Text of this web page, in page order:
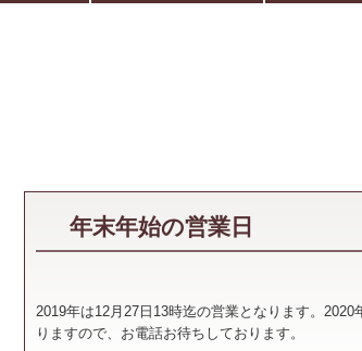
年末年始の営業日
2019年は12月27日13時迄の営業となります。
りますので、お電話お待ちしております。